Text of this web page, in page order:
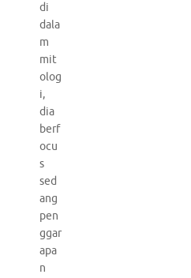
di
dala
m
mit
olog
i,
dia
berf
ocu
s
sed
ang
pen
ggar
apa
n